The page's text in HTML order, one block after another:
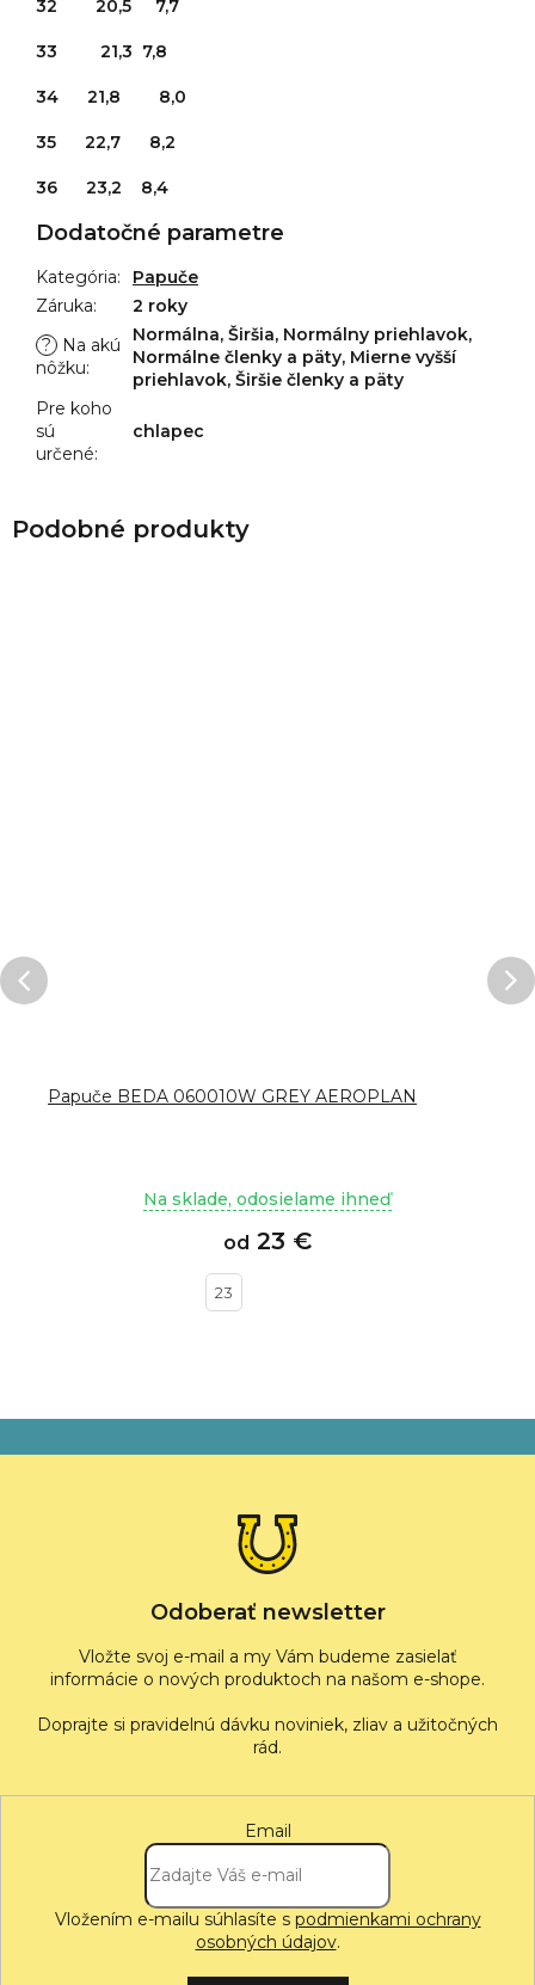
32 20,5 7,7
33 21,3 7,8
34 21,8 8,0
35 22,7 8,2
36 23,2 8,4
Dodatočné parametre
Kategória:
Papuče
Záruka:
2 roky
?
Na akú
nôžku:
Normálna, Širšia, Normálny priehlavok,
Normálne členky a päty, Mierne vyšší
priehlavok, Širšie členky a päty
Pre koho
sú
určené:
chlapec
Papuče BEDA 060010W GREY AEROPLAN
Na sklade, odosielame ihneď
od 23 €
23
á
Odoberať newsletter
Vložte svoj e-mail a my Vám budeme zasielať
informácie o nových produktoch na našom e-shope.
Email
Vložením e-mailu súhlasíte s podmienkami ochrany
osobných údajov.